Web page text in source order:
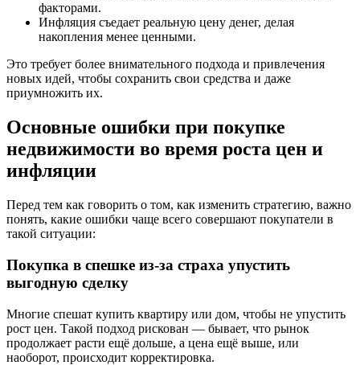
факторами.
Инфляция съедает реальную цену денег, делая
накопления менее ценными.
Это требует более внимательного подхода и привлечения
новых идей, чтобы сохранить свои средства и даже
приумножить их.
Основные ошибки при покупке
недвижимости во время роста цен и
инфляции
Перед тем как говорить о том, как изменить стратегию, важно
понять, какие ошибки чаще всего совершают покупатели в
такой ситуации:
Покупка в спешке из-за страха упустить
выгодную сделку
Многие спешат купить квартиру или дом, чтобы не упустить
рост цен. Такой подход рискован — бывает, что рынок
продолжает расти ещё дольше, а цена ещё выше, или
наоборот, происходит корректировка.